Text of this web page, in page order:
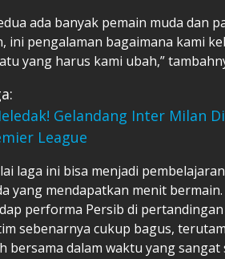
ada banyak pemain muda dan
ini pengalaman bagaimana kami
yang harus kami ubah,”
Gelandang Inter Milan
League
laga ini bisa menjadi
yang mendapatkan menit
performa Persib di
sebenarnya cukup bagus,
bersama dalam waktu yang sangat